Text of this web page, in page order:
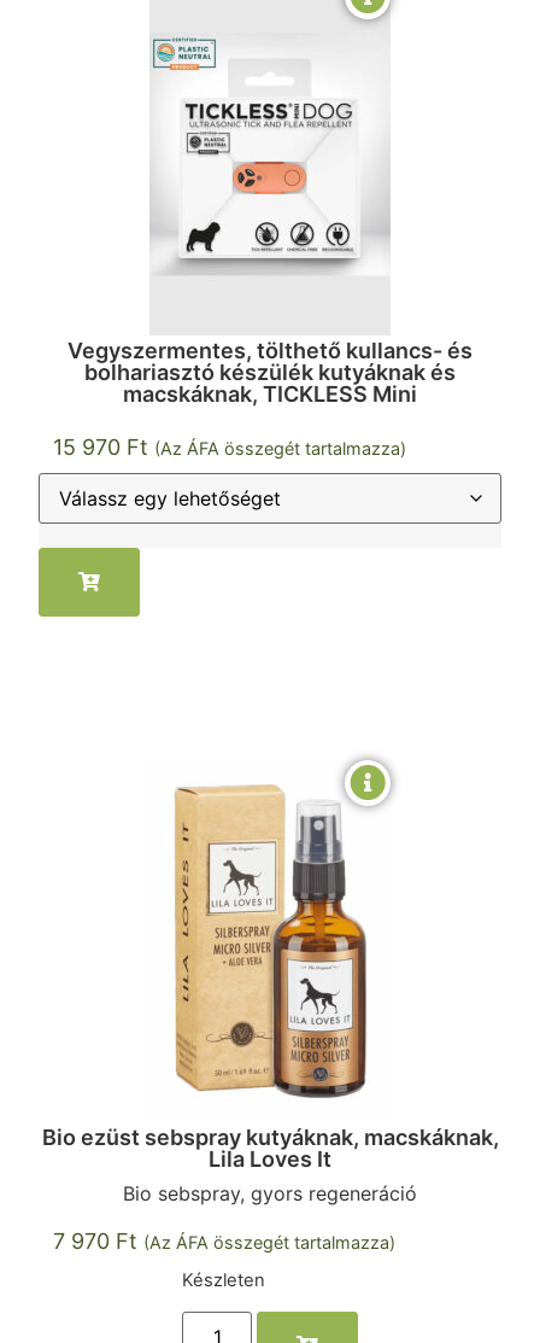
hatékonyság:
Vegyszermentes, tölthető kullancs- és
bolhariasztó készülék kutyáknak és
macskáknak, TICKLESS Mini
15 970 Ft (Az ÁFA összegét tartalmazza)
Bio ezüst sebspray kutyáknak, macskáknak,
Lila Loves It
Bio sebspray, gyors regeneráció
7 970 Ft (Az ÁFA összegét tartalmazza)
Készleten